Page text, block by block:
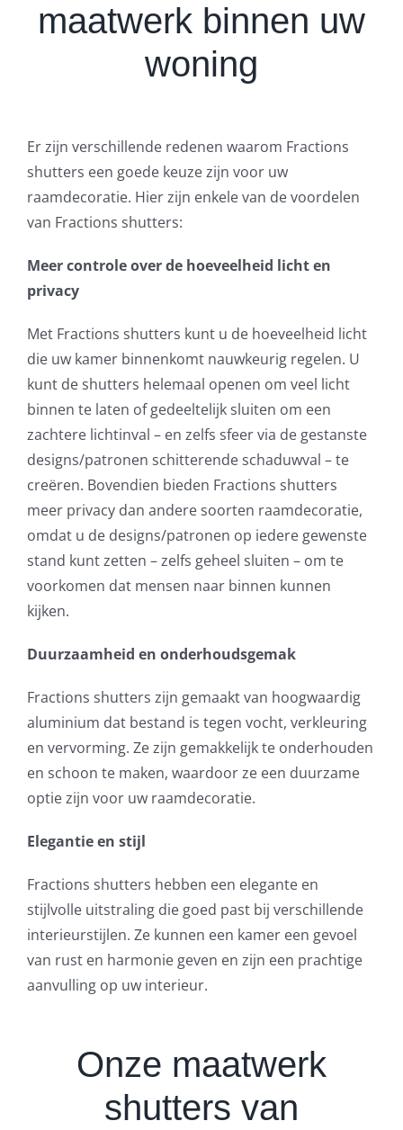
maatwerk binnen uw
woning
Er zijn verschillende redenen waarom Fractions
shutters een goede keuze zijn voor uw
raamdecoratie. Hier zijn enkele van de voordelen
van Fractions shutters:
Meer controle over de hoeveelheid licht en
privacy
Met Fractions shutters kunt u de hoeveelheid licht
die uw kamer binnenkomt nauwkeurig regelen. U
kunt de shutters helemaal openen om veel licht
binnen te laten of gedeeltelijk sluiten om een
zachtere lichtinval – en zelfs sfeer via de gestanste
designs/patronen schitterende schaduwval – te
creëren. Bovendien bieden Fractions shutters
meer privacy dan andere soorten raamdecoratie,
omdat u de designs/patronen op iedere gewenste
stand kunt zetten – zelfs geheel sluiten – om te
voorkomen dat mensen naar binnen kunnen
kijken.
Duurzaamheid en onderhoudsgemak
Fractions shutters zijn gemaakt van hoogwaardig
aluminium dat bestand is tegen vocht, verkleuring
en vervorming. Ze zijn gemakkelijk te onderhouden
en schoon te maken, waardoor ze een duurzame
optie zijn voor uw raamdecoratie.
Elegantie en stijl
Fractions shutters hebben een elegante en
stijlvolle uitstraling die goed past bij verschillende
interieurstijlen. Ze kunnen een kamer een gevoel
van rust en harmonie geven en zijn een prachtige
aanvulling op uw interieur.
Onze maatwerk
shutters van